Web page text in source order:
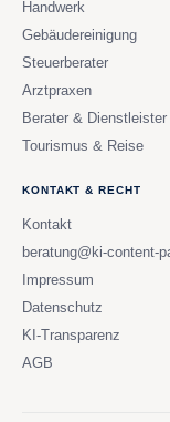
Handwerk
Gebäudereinigung
Steuerberater
Arztpraxen
Berater & Dienstleister
Tourismus & Reise
KONTAKT & RECHT
Kontakt
beratung@ki-content-
Impressum
Datenschutz
KI-Transparenz
AGB